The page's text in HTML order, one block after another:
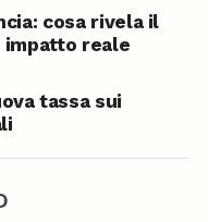
cosa rivela il
impatto reale
tassa sui